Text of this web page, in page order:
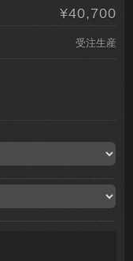
¥40,700
受注生産